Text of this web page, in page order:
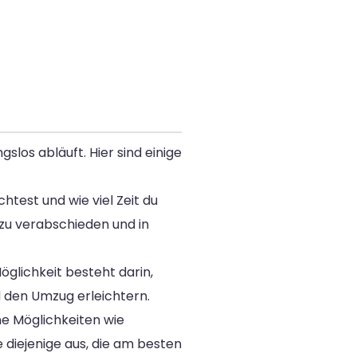
abläuft. Hier sind einige
und wie viel Zeit du
verabschieden und in
besteht darin,
Umzug erleichtern.
Möglichkeiten wie
aus, die am besten